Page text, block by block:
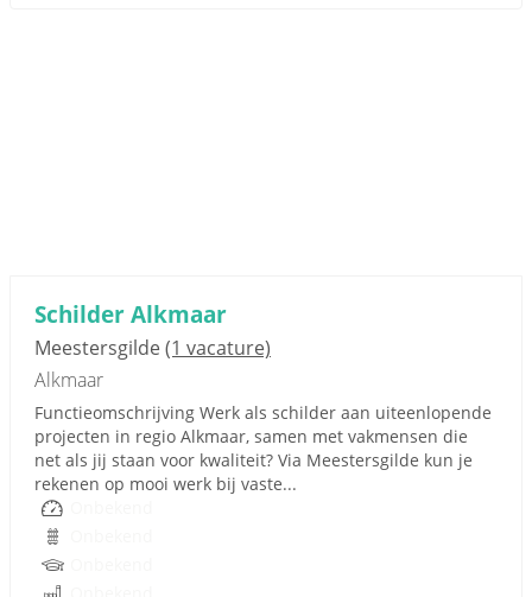
Schilder Alkmaar
Meestersgilde(1 vacature)
Alkmaar
Functieomschrijving Werk als schilder aan uiteenlopende
projecten in regio Alkmaar, samen met vakmensen die
net als jij staan voor kwaliteit? Via Meestersgilde kun je
rekenen op mooi werk bij vaste...